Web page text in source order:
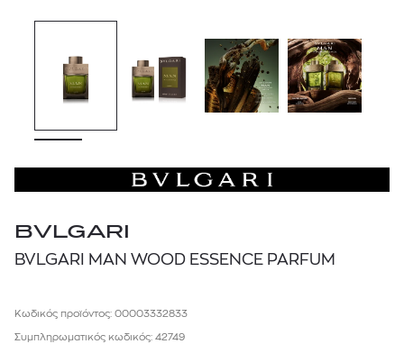
BVLGARI
BVLGARI MAN WOOD ESSENCE PARFUM
Κωδικός προϊόντος: 00003332833
Συμπληρωματικός κωδικός: 42749